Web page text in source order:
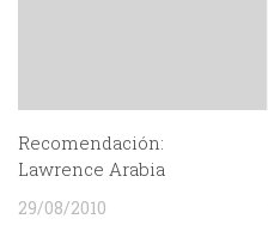
Recomendación:
Lawrence Arabia
29/08/2010